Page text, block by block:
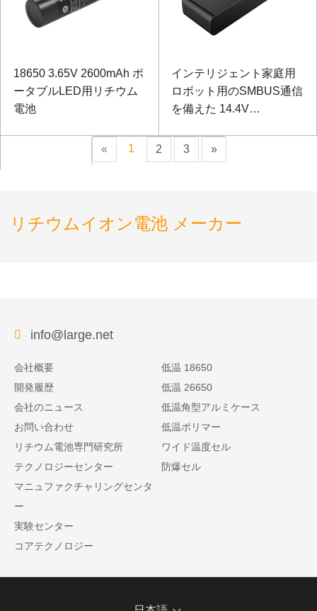
18650 3.65V 2600mAh ポ
ータブルLED用リチウム
電池
インテリジェント家庭用
ロボット用のSMBUS通信
を備えた 14.4V
« 1 2 3 »
リチウムイオン電池 メーカー
info@large.net
会社概要
開発履歴
会社のニュース
お問い合わせ
リチウム電池専門研究所
テクノロジーセンター
マニュファクチャリングセンタ
ー
実験センター
コアテクノロジー
低温 18650
低温 26650
低温角型アルミケース
低温ポリマー
ワイド温度セル
防爆セル